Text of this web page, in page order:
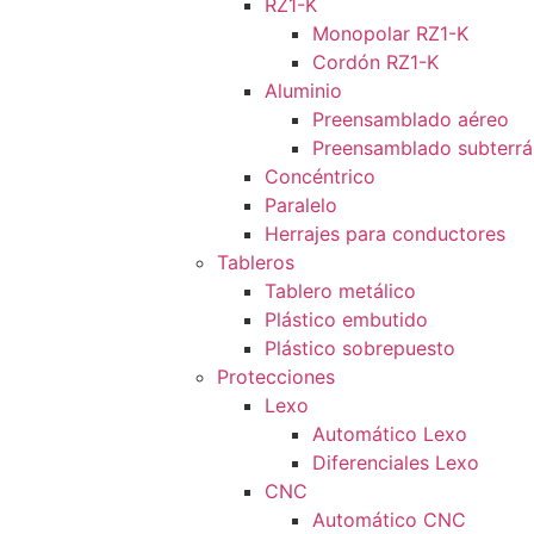
RZ1-K
Monopolar RZ1-K
Cordón RZ1-K
Aluminio
Preensamblado aéreo
Preensamblado
Concéntrico
Paralelo
Herrajes para conductores
Tableros
Tablero metálico
Plástico embutido
Plástico sobrepuesto
Protecciones
Lexo
Automático Lexo
Diferenciales Lexo
CNC
Automático CNC